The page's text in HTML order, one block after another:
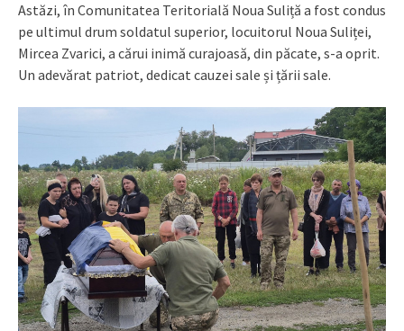
Astăzi, în Comunitatea Teritorială Noua Suliță a fost condus
pe ultimul drum soldatul superior, locuitorul Noua Suliței,
Mircea Zvarici, a cărui inimă curajoasă, din păcate, s-a oprit.
Un adevărat patriot, dedicat cauzei sale și țării sale.